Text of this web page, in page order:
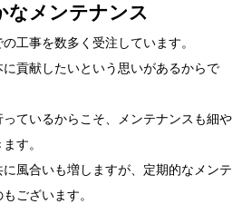
なメンテナンス
工事を数多く受注しています。
貢献したいという思いがあるからで
ているからこそ、メンテナンスも細や
す。
風合いも増しますが、定期的なメンテ
ございます。